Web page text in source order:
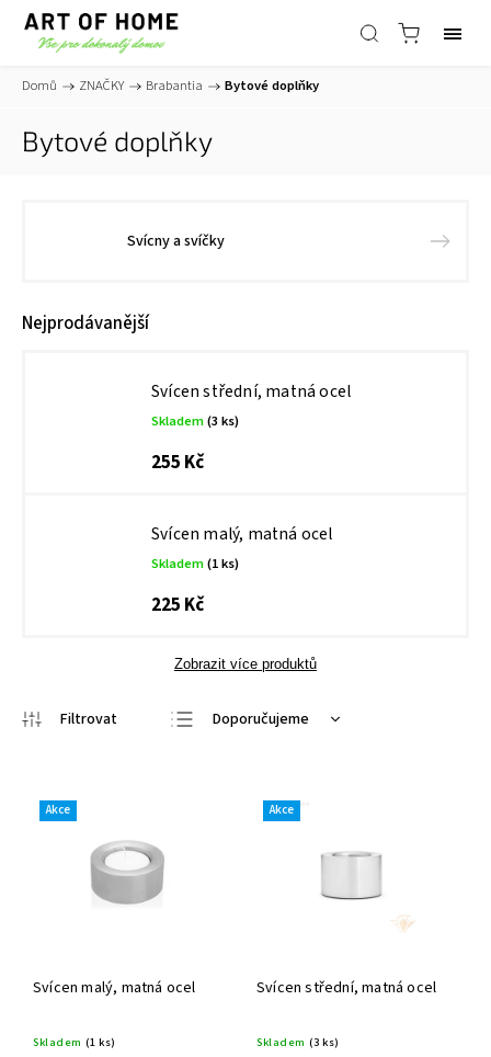
Domů / ZNAČKY / Brabantia / Bytové doplňky
Bytové doplňky
Svícny a svíčky
Nejprodávanější
Svícen střední, matná ocel
Skladem(3 ks)
255 Kč
Svícen malý, matná ocel
Skladem(1 ks)
225 Kč
Zobrazit více produktů
Doporučujeme
Nejprodávanější
Akce
Svícen malý, matná ocel
Skladem (1 ks)
Akce
Svícen střední, matná ocel
Skladem (3 ks)